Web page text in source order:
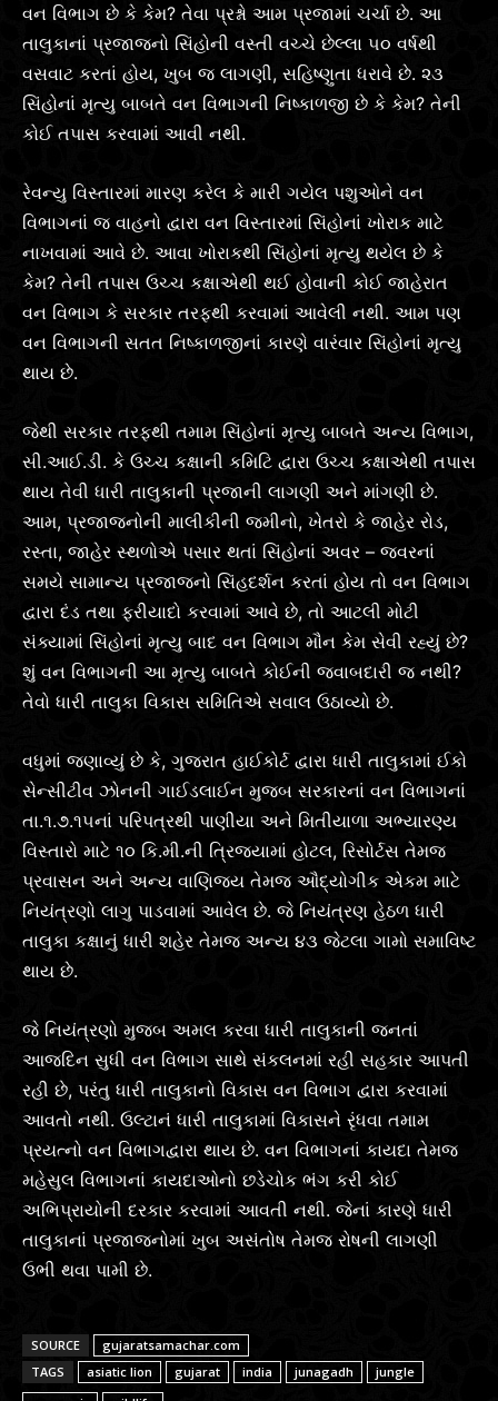
વન વિભાગ છે કે કેમ? તેવા પ્રશ્નો આમ પ્રજામાં ચર્ચા છે. આ
તાલુકાનાં પ્રજાજનો સિંહોની વસ્તી વચ્ચે છેલ્લા ૫૦ વર્ષથી
વસવાટ કરતાં હોય, ખુબ જ લાગણી, સહિષ્ણુતા ધરાવે છે. ૨૩
સિંહોનાં મૃત્યુ બાબતે વન વિભાગની નિષ્કાળજી છે કે કેમ? તેની
કોઈ તપાસ કરવામાં આવી નથી.
રેવન્યુ વિસ્તારમાં મારણ કરેલ કે મારી ગયેલ પશુઓને વન
વિભાગનાં જ વાહનો દ્વારા વન વિસ્તારમાં સિંહોનાં ખોરાક માટે
નાખવામાં આવે છે. આવા ખોરાકથી સિંહોનાં મૃત્યુ થયેલ છે કે
કેમ? તેની તપાસ ઉચ્ચ કક્ષાએથી થઈ હોવાની કોઈ જાહેરાત
વન વિભાગ કે સરકાર તરફથી કરવામાં આવેલી નથી. આમ પણ
વન વિભાગની સતત નિષ્કાળજીનાં કારણે વારંવાર સિંહોનાં મૃત્યુ
થાય છે.
જેથી સરકાર તરફથી તમામ સિંહોનાં મૃત્યુ બાબતે અન્ય વિભાગ,
સી.આઈ.ડી. કે ઉચ્ચ કક્ષાની કમિટિ દ્વારા ઉચ્ચ કક્ષાએથી તપાસ
થાય તેવી ધારી તાલુકાની પ્રજાની લાગણી અને માંગણી છે.
આમ, પ્રજાજનોની માલીકીની જમીનો, ખેતરો કે જાહેર રોડ,
રસ્તા, જાહેર સ્થળોએ પસાર થતાં સિંહોનાં અવર – જવરનાં
સમયે સામાન્ય પ્રજાજનો સિંહદર્શન કરતાં હોય તો વન વિભાગ
દ્વારા દંડ તથા ફરીયાદો કરવામાં આવે છે, તો આટલી મોટી
સંક્યામાં સિંહોનાં મૃત્યુ બાદ વન વિભાગ મૌન કેમ સેવી રહ્યું છે?
શું વન વિભાગની આ મૃત્યુ બાબતે કોઈની જવાબદારી જ નથી?
તેવો ધારી તાલુકા વિકાસ સમિતિએ સવાલ ઉઠાવ્યો છે.
વધુમાં જણાવ્યું છે કે, ગુજરાત હાઈકોર્ટ દ્વારા ધારી તાલુકામાં ઈકો
સેન્સીટીવ ઝોનની ગાઈડલાઈન મુજબ સરકારનાં વન વિભાગનાં
તા.૧.૭.૧૫નાં પરિપત્રથી પાણીયા અને મિતીયાળા અભ્યારણ્ય
વિસ્તારો માટે ૧૦ કિ.મી.ની ત્રિજયામાં હોટલ, રિસોર્ટસ તેમજ
પ્રવાસન અને અન્ય વાણિજય તેમજ ઔદ્યોગીક એકમ માટે
નિયંત્રણો લાગુ પાડવામાં આવેલ છે. જે નિયંત્રણ હેઠળ ધારી
તાલુકા કક્ષાનું ધારી શહેર તેમજ અન્ય ૪૩ જેટલા ગામો સમાવિષ્ટ
થાય છે.
જે નિયંત્રણો મુજબ અમલ કરવા ધારી તાલુકાની જનતાં
આજદિન સુધી વન વિભાગ સાથે સંકલનમાં રહી સહકાર આપતી
રહી છે, પરંતુ ધારી તાલુકાનો વિકાસ વન વિભાગ દ્વારા કરવામાં
આવતો નથી. ઉલ્ટાનં ધારી તાલુકામાં વિકાસને રૃંધવા તમામ
પ્રયત્નો વન વિભાગદ્વારા થાય છે. વન વિભાગનાં કાયદા તેમજ
મહેસુલ વિભાગનાં કાયદાઓનો છડેચોક ભંગ કરી કોઈ
અભિપ્રાયોની દરકાર કરવામાં આવતી નથી. જેનાં કારણે ધારી
તાલુકાનાં પ્રજાજનોમાં ખુબ અસંતોષ તેમજ રોષની લાગણી
ઉભી થવા પામી છે.
SOURCE
gujaratsamachar.com
TAGS
asiatic lion gujarat india junagadh
jungle